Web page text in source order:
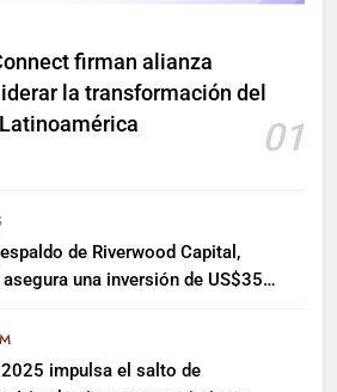
firman alianza
la transformación del
01
de Riverwood Capital,
una inversión de US$35
2025 impulsa el salto de